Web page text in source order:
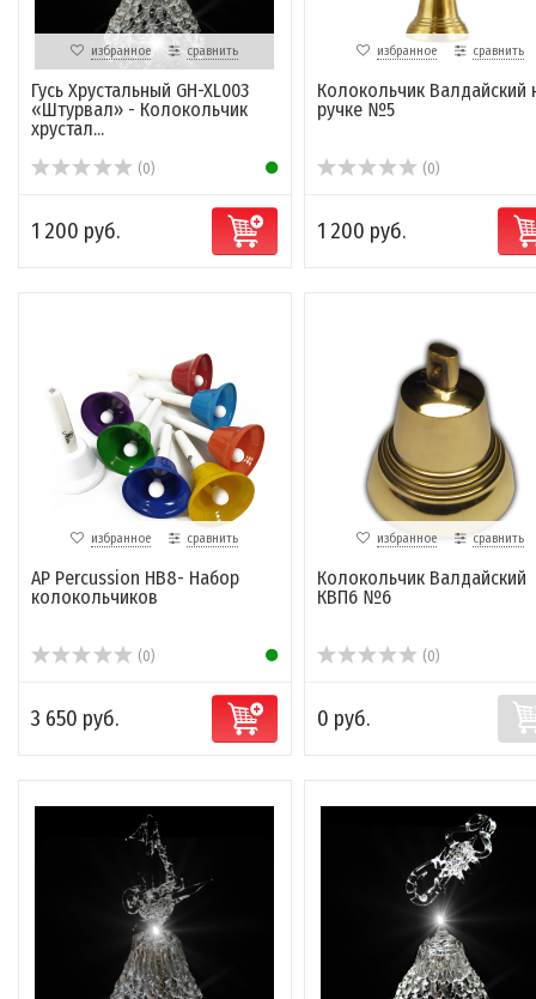
избранное сравнить
Гусь Хрустальный GH-XL003
«Штурвал» - Колокольчик
хрустал...
(0)
1 200 руб.
избранное сравнить
Колокольчик Валдайский
ручке №5
(0)
1 200 руб.
избранное сравнить
AP Percussion HB8- Набор
колокольчиков
(0)
3 650 руб.
избранное сравнить
Колокольчик Валдайский
КВП6 №6
(0)
0 руб.